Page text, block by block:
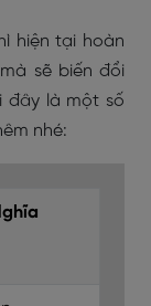
hiện tại hoàn
sẽ biến đổi
đây là một số
nhé: